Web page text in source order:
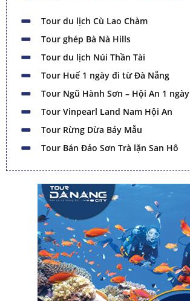
Tour du lịch Cù Lao Chàm
Tour ghép Bà Nà Hills
Tour du lịch Núi Thần Tài
Tour Huế 1 ngày đi từ Đà Nẵng
Tour Ngũ Hành Sơn – Hội An 1 ngày
Tour Vinpearl Land Nam Hội An
Tour Rừng Dừa Bảy Mẫu
Tour Bán Đảo Sơn Trà lặn San Hô